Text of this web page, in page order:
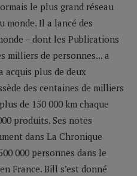
le plus grand réseau
monde. Il a lancé des
– dont les Publications
milliers de personnes... a
acquis plus de deux
des centaines de milliers
de 150 000 km chaque
produits. Ses notes
dans La Chronique
000 personnes dans le
France. Bill s’est donné